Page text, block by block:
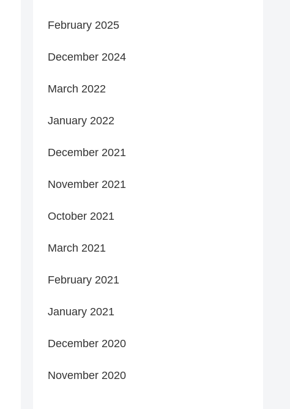
February 2025
December 2024
March 2022
January 2022
December 2021
November 2021
October 2021
March 2021
February 2021
January 2021
December 2020
November 2020